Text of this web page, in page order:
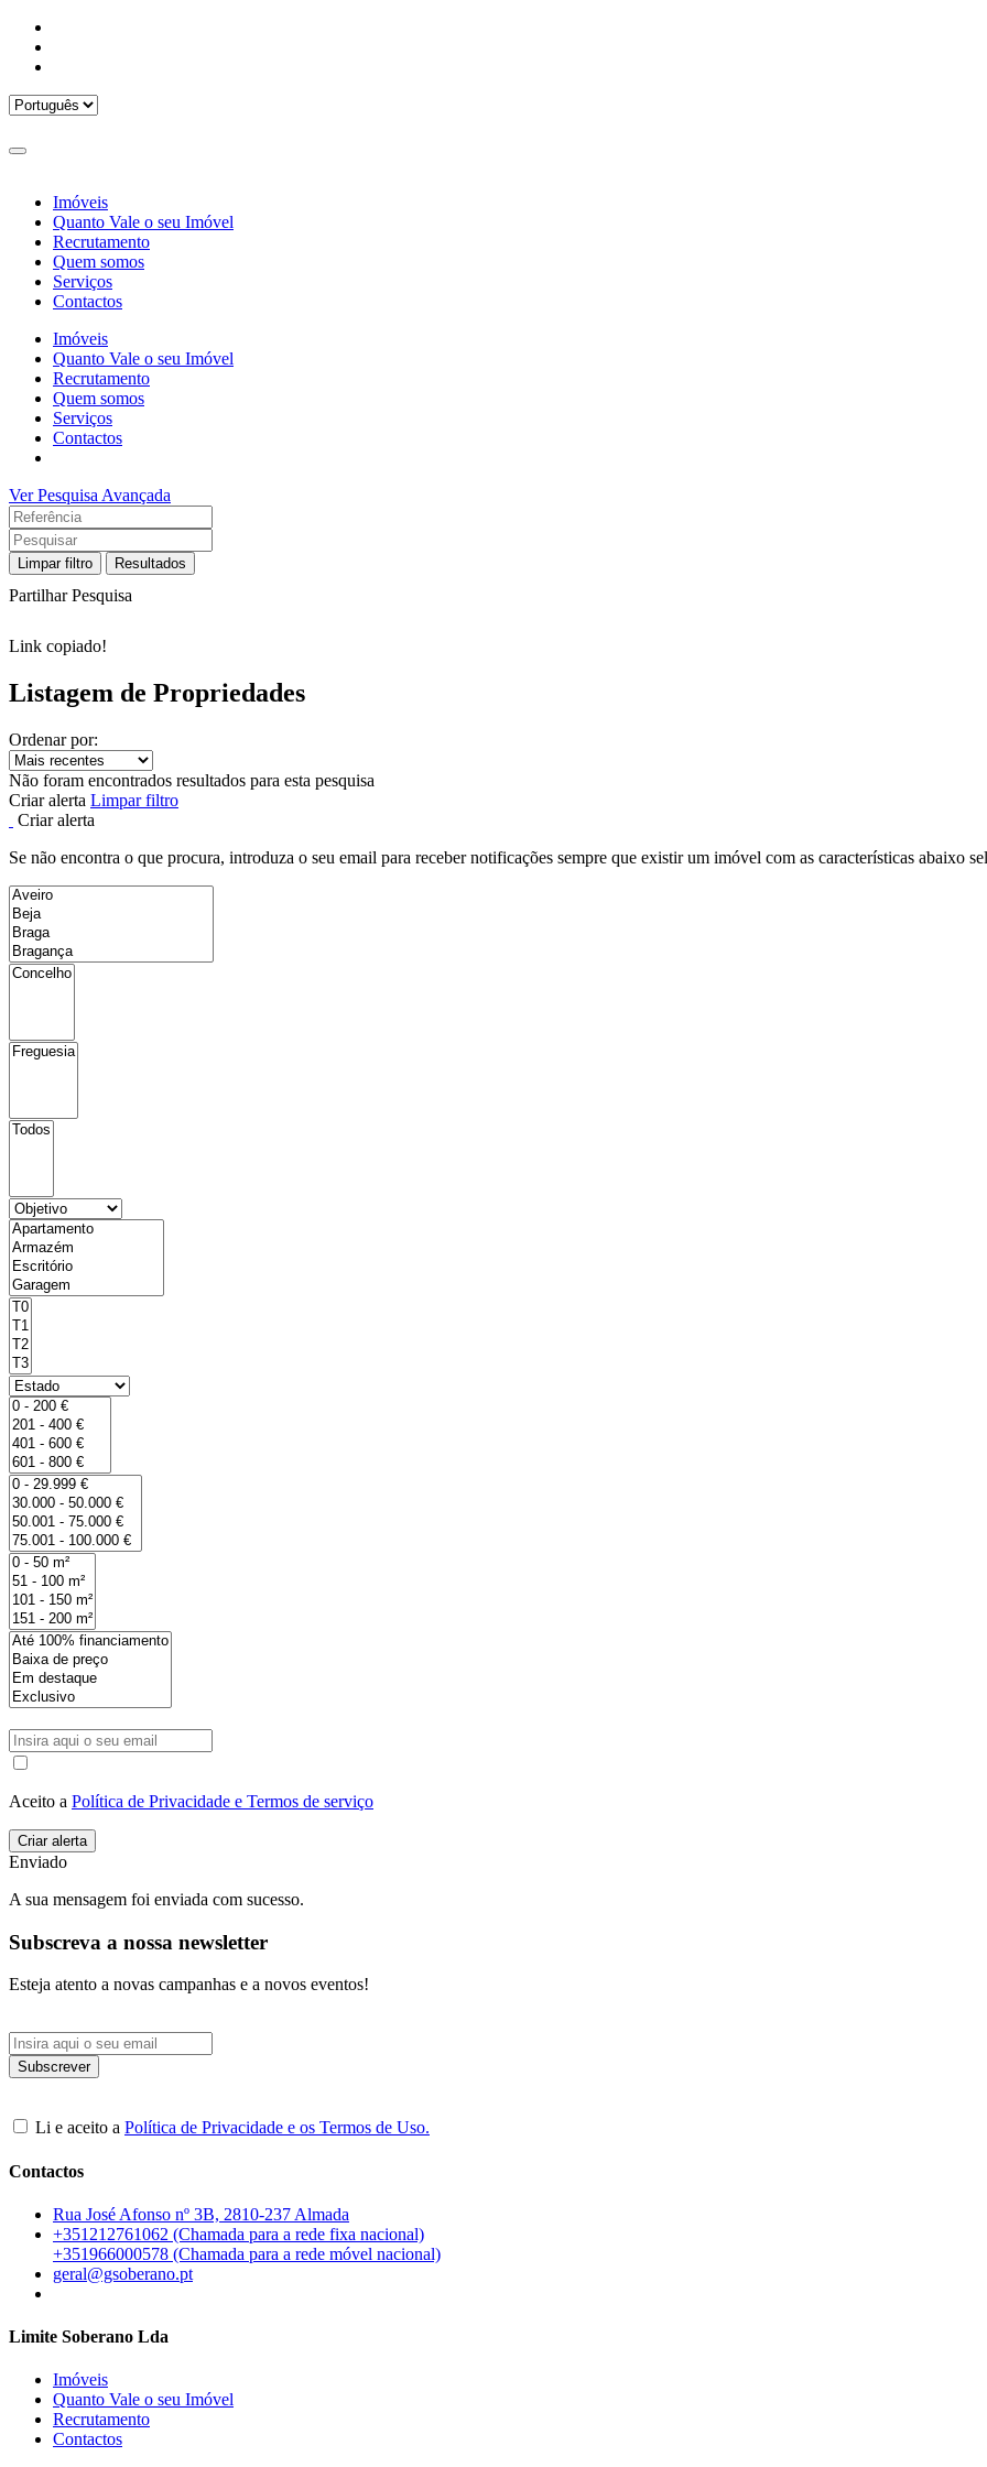
Imóveis
Quanto Vale o seu Imóvel
Recrutamento
Quem somos
Serviços
Contactos
Imóveis
Quanto Vale o seu Imóvel
Recrutamento
Quem somos
Serviços
Contactos
Ver Pesquisa Avançada
Limpar filtro Resultados
Partilhar Pesquisa
Link copiado!
Listagem de Propriedades
Ordenar por:
Não foram encontrados resultados para esta pesquisa
Criar alerta Limpar filtro
Criar alerta
Se não encontra o que procura, introduza o seu email para receber notificações sempre que existir um imóvel com as características abaixo
Aceito a Política de Privacidade e Termos de serviço
Enviado
A sua mensagem foi enviada com sucesso.
Subscreva a nossa newsletter
Esteja atento a novas campanhas e a novos eventos!
Li e aceito a Política de Privacidade e os Termos de Uso.
Contactos
Rua José Afonso nº 3B, 2810-237 Almada
+351212761062 (Chamada para a rede fixa nacional)
+351966000578 (Chamada para a rede móvel nacional)
geral@gsoberano.pt
Limite Soberano Lda
Imóveis
Quanto Vale o seu Imóvel
Recrutamento
Contactos